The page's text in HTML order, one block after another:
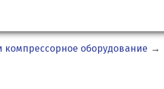
компрессорное оборудование →